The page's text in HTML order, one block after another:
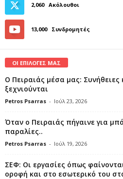
2,060 Ακόλουθοι
13,000 Συνδρομητές
ΟΙ ΕΠΙΛΟΓΕΣ ΜΑΣ
Ο Πειραιάς μέσα μας: Συνήθειες
ξεχνιούνται
Petros Psarras - Ιούλ 23, 2026
Όταν ο Πειραιάς πήγαινε για
παραλίες..
Petros Psarras - Ιούλ 19, 2026
ΣΕΦ: Οι εργασίες όπως
οροφή και στο εσωτερικό του